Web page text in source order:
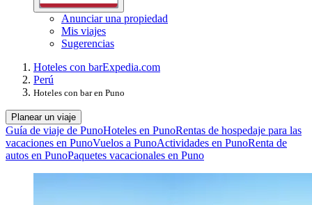
Anunciar una propiedad
Mis viajes
Sugerencias
Hoteles con barExpedia.com
Perú
Hoteles con bar en Puno
Planear un viaje
Guía de viaje de PunoHoteles en PunoRentas de hospedaje para las
vacaciones en PunoVuelos a PunoActividades en PunoRenta de
autos en PunoPaquetes vacacionales en Puno